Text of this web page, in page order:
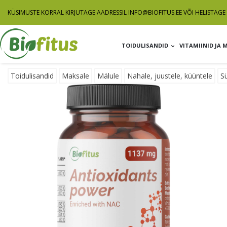
KÜSIMUSTE KORRAL KIRJUTAGE AADRESSIL INFO@BIOFITUS.EEVÕI
TOIDULISANDID VITAMIINID JA
Toidulisandid Maksale Mälule Nahale, juustele, küüntele